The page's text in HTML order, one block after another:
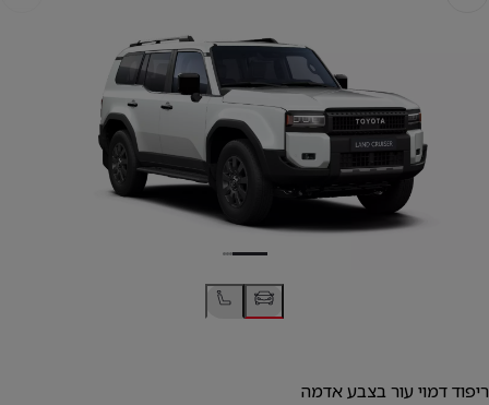
ריפוד דמוי עור בצבע אדמה